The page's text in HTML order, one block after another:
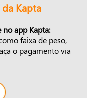
Kapta
no app Kapta:
faixa de peso,
o pagamento via